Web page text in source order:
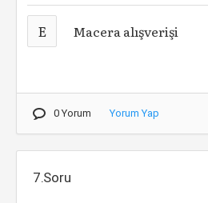
E Macera alışverişi
0 Yorum Yorum Yap
7.Soru